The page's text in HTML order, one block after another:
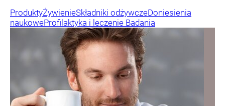
ProduktyŻywienieSkładniki odżywczeDoniesienia
naukoweProfilaktyka i leczenie Badania